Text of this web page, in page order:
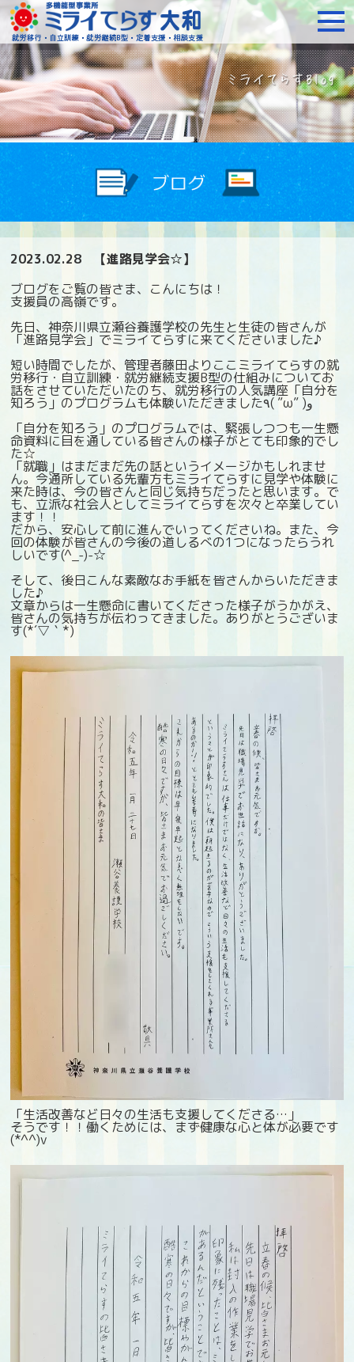
障がいをお持ちの方へ
2023.02.28
【進路見学会☆】
ブログをご覧の皆さま、こんにちは！
支援員の高嶺です。
先日、神奈川県立瀬谷養護学校の先生と生徒の皆さんが
「進路見学会」でミライてらすに来てくださいました♪
短い時間でしたが、管理者藤田よりここミライてらすの就
労移行・自立訓練・就労継続支援B型の仕組みについてお
話をさせていただいたのち、就労移行の人気講座「自分を
知ろう」のプログラムも体験いただきました٩( ”ω” )و
「自分を知ろう」のプログラムでは、緊張しつつも一生懸
命資料に目を通している皆さんの様子がとても印象的でし
た☆
「就職」はまだまだ先の話というイメージかもしれませ
ん。今通所している先輩方もミライてらすに見学や体験に
来た時は、今の皆さんと同じ気持ちだったと思います。で
も、立派な社会人としてミライてらすを次々と卒業してい
ます！！
だから、安心して前に進んでいってくださいね。また、今
回の体験が皆さんの今後の道しるべの1つになったらうれ
しいです(^_-)-☆
そして、後日こんな素敵なお手紙を皆さんからいただきま
した♪
文章からは一生懸命に書いてくださった様子がうかがえ、
皆さんの気持ちが伝わってきました。ありがとうございま
す(*´▽｀*)
「生活改善など日々の生活も支援してくださる…」
そうです！！働くためには、まず健康な心と体が必要です
(*^^)v